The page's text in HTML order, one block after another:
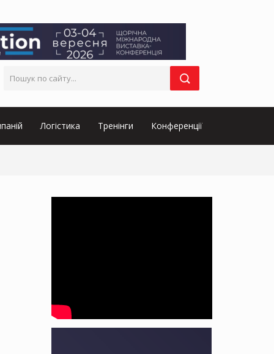
Логістика Тренінги Конференції